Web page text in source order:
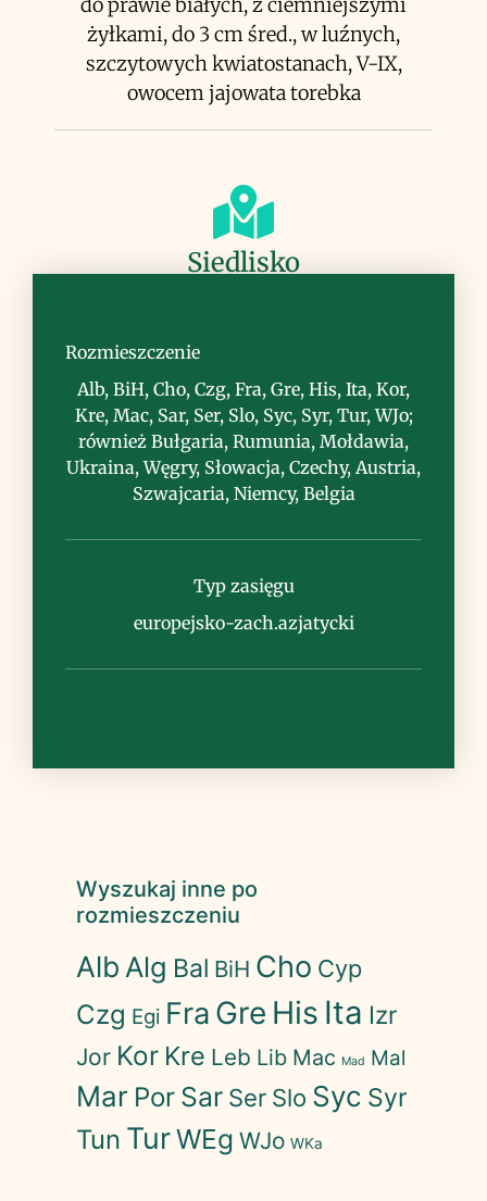
żyłkami, do 3 cm śred., w luźnych,
szczytowych kwiatostanach, V-IX,
owocem jajowata torebka
Siedlisko
Uwagi
Rozmieszczenie
Alb, BiH, Cho, Czg, Fra, Gre, His, Ita, Kor,
Kre, Mac, Sar, Ser, Slo, Syc, Syr, Tur, WJo;
również Bułgaria, Rumunia, Mołdawia,
Ukraina, Węgry, Słowacja, Czechy, Austria,
Szwajcaria, Niemcy, Belgia
Typ zasięgu
europejsko-zach.azjatycki
Wyszukaj inne po
rozmieszczeniu
Alb Alg Bal BiH Cho Cyp
Czg Egi Fra Gre His Ita Izr
Jor Kor Kre Leb Lib Mac Mad Mal
Mar Por Sar Ser Slo Syc Syr
Tun TurWEg WJo WKa